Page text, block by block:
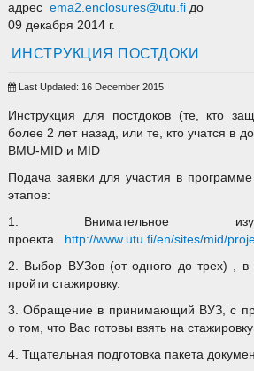
адрес ema2.enclosures@utu.fiдо
09 декабря 2014 г.
ИНСТРУКЦИЯ ПОСТДОКИ
Last Updated: 16 December 2015
Инструкция для постдоков (те, кто
более 2 лет назад, или те, кто учатся в
BMU-MID и MID
Подача заявки для участия в программе
этапов:
1. Внимательное
проекта
http://www.utu.fi/en/sites/mid/
2. Выбор ВУЗов (от одного до трех) , в
пройти стажировку.
3. Обращение в принимающий ВУЗ, с
о том, что Вас готовы взять на стажировку
4. Тщательная подготовка пакета